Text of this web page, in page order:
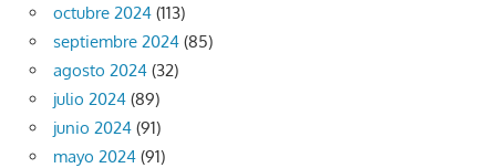
octubre 2024 (113)
septiembre 2024 (85)
agosto 2024 (32)
julio 2024 (89)
junio 2024 (91)
mayo 2024 (91)